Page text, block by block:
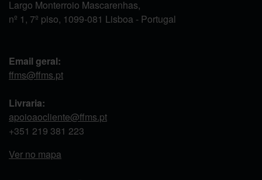
Largo Monterroio Mascarenhas,
nº 1, 7º piso, 1099-081 Lisboa - Portugal
Email geral:
ffms@ffms.pt
Livraria:
apoioaocliente@ffms.pt
+351 219 381 223
Ver no mapa